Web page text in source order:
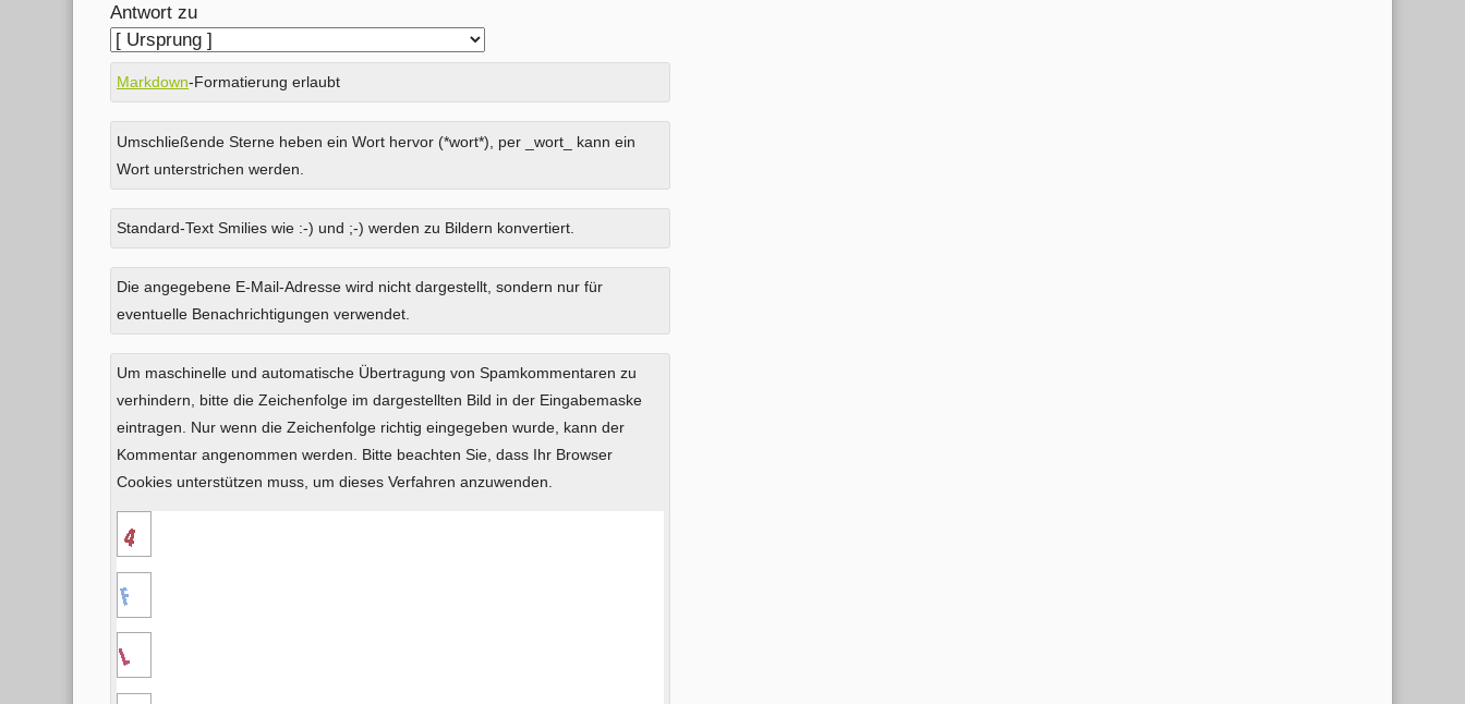
Antwort zu
Markdown-Formatierung erlaubt
Umschließende Sterne heben ein Wort hervor (*wort*), per _wort_ kann ein
Wort unterstrichen werden.
Standard-Text Smilies wie :-) und ;-) werden zu Bildern konvertiert.
Was
ist
Drei
plus
Die angegebene E-Mail-Adresse wird nicht dargestellt, sondern nur für
eventuelle Benachrichtigungen verwendet.
Um maschinelle und automatische Übertragung von Spamkommentaren zu
verhindern, bitte die Zeichenfolge im dargestellten Bild in der Eingabemaske
eintragen. Nur wenn die Zeichenfolge richtig eingegeben wurde, kann der
Kommentar angenommen werden. Bitte beachten Sie, dass Ihr Browser
Cookies unterstützen muss, um dieses Verfahren anzuwenden.